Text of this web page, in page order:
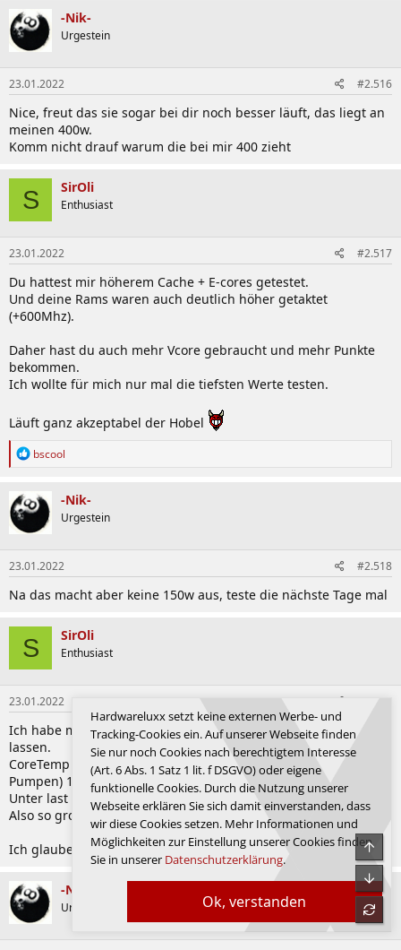
t
i
n
e
n
:
-Nik-
Urgestein
23.01.2022 #2.516
Nice, freut das sie sogar bei dir noch besser läuft, das liegt an
meinen 400w.
Komm nicht drauf warum die bei mir 400 zieht
S SirOli
Enthusiast
23.01.2022 #2.517
Du hattest mir höherem Cache + E-cores getestet.
Und deine Rams waren auch deutlich höher getaktet
(+600Mhz).
Daher hast du auch mehr Vcore gebraucht und mehr Punkte
bekommen.
Ich wollte für mich nur mal die tiefsten Werte testen.
Läuft ganz akzeptabel der Hobel
R
k
t
o
n
e
n
:
bscool
-Nik-
Urgestein
23.01.2022 #2.518
Na das macht aber keine 150w aus, teste die nächste Tage mal
S SirOli
Enthusiast
23.01.2022
Ich habe mal auf die schnelle 5,2Ghz mit 4,1 Ecores laufen
lassen.
CoreTemp zeigt dann 196Watt@load an. PC hat im Idle (mit 4
Pumpen) 100Watt laut Verbrauchsmessgerät.
Unter last zeigt das Verbrauchsmessgerät dann 300Watt an.
Also so grob passt das dann schon.
Ich glaube bei dir an einen Auslesefehler.
-Nik-
Urgestein Ok, verstanden
Hardwareluxx setzt keine externen Werbe- und
Tracking-Cookies ein. Auf unserer Webseite finden
Sie nur noch Cookies nach berechtigtem Interesse
(Art. 6 Abs. 1 Satz 1 lit. f DSGVO) oder eigene
funktionelle Cookies. Durch die Nutzung unserer
Webseite erklären Sie sich damit einverstanden, dass
wir diese Cookies setzen. Mehr Informationen und
Möglichkeiten zur Einstellung unserer Cookies finden
Sie in unserer Datenschutzerklärung.